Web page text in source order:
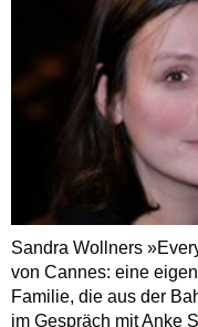
Sandra Wollners
von Cannes: eine
Familie, die aus der
im Gespräch mit Anke